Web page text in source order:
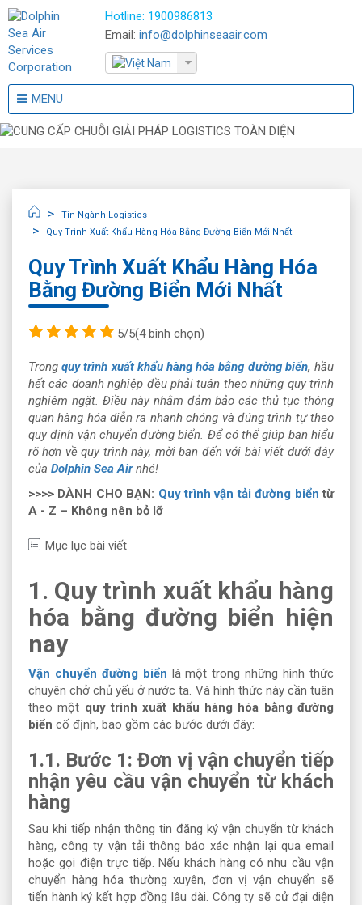
Hotline: 1900986813
Email: info@dolphinseaair.com
MENU
Tin Ngành Logistics
Quy Trình Xuất Khẩu Hàng Hóa Bằng Đường Biển Mới Nhất
Quy Trình Xuất Khẩu Hàng Hóa
Bằng Đường Biển Mới Nhất
5/5(4 bình chọn)
Trongquy trình xuất khẩu hàng hóa bằng đường biển,hầu
hết các doanh nghiệp đều phải tuân theo những quy trình
nghiêm ngặt. Điều này nhằm đảm bảo các thủ tục thông
quan hàng hóa diễn ra nhanh chóng và đúng trình tự theo
quy định vận chuyển đường biển. Để có thể giúp bạn hiểu
rõ hơn về quy trình này, mời bạn đến với bài viết dưới đây
của Dolphin Sea Airnhé!
>>>> DÀNH CHO BẠN: Quy trình vận tải đường biển từ
A - Z – Không nên bỏ lỡ
Mục lục bài viết
1. Quy trình xuất khẩu hàng
hóa bằng đường biển hiện
nay
Vận chuyển đường biển là một trong những hình thức
chuyên chở chủ yếu ở nước ta. Và hình thức này cần tuân
theo một quy trình xuất khẩu hàng hóa bằng đường
biển cố định, bao gồm các bước dưới đây:
1.1. Bước 1: Đơn vị vận chuyển tiếp
nhận yêu cầu vận chuyển từ khách
hàng
Sau khi tiếp nhận thông tin đăng ký vận chuyển từ khách
hàng, công ty vận tải thông báo xác nhận lại qua email
hoặc gọi điện trực tiếp. Nếu khách hàng có nhu cầu vận
chuyển hàng hóa thường xuyên, đơn vị vận chuyển sẽ
tiến hành ký kết hợp đồng lâu dài. Công ty sẽ cử đại diện